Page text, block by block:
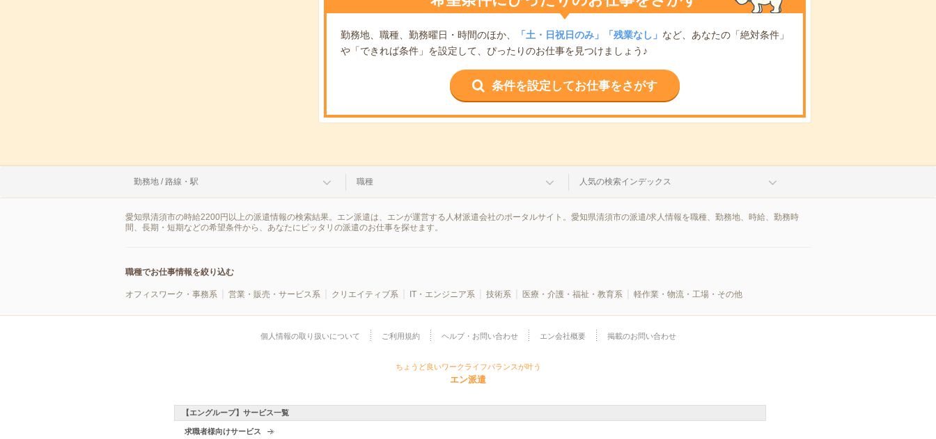
勤務地、職種、勤務曜日・時間のほか、 「土・日祝日のみ」「残業なし」 など、あなたの「絶対条件」
や「できれば条件」を設定して、ぴったりのお仕事を見つけましょう♪
条件を設定してお仕事をさがす
勤務地 / 路線・駅 職種 人気の検索インデックス
愛知県清須市の時給2200円以上の派遣情報の検索結果。エン派遣は、エンが運営する人材派遣会社のポータルサイト。愛知県清須市の派遣/求人情報を職種、勤務地、時給、勤務時
間、長期・短期などの希望条件から、あなたにピッタリの派遣のお仕事を探せます。
職種でお仕事情報を絞り込む
オフィスワーク・事務系 営業・販売・サービス系 クリエイティブ系 IT・エンジニア系 技術系 医療・介護・福祉・教育系 軽作業・物流・工場・その他
個人情報の取り扱いについて ご利用規約 ヘルプ・お問い合わせ エン会社概要 掲載のお問い合わせ
ちょうど良いワークライフバランスが叶う
エン派遣
【エングループ】サービス一覧
求職者様向けサービス